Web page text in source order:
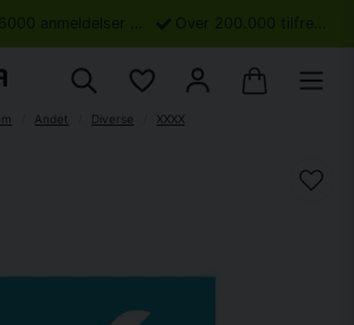
anmeldelser på Trustpilot Over 200.000 tilfredse kunder
Andet Diverse XXXX